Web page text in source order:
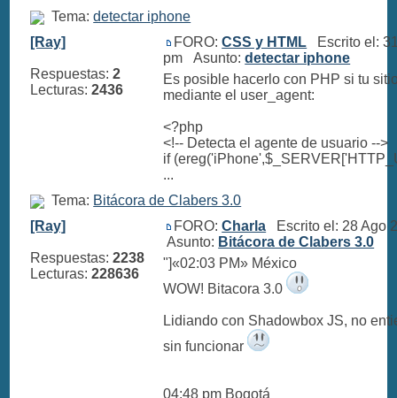
Tema:detectar iphone
[Ray]
Respuestas:2
Lecturas:2436
FORO:CSS y HTML Escrito el:
pm Asunto:detectar iphone
Es posible hacerlo con PHP si tu
mediante el user_agent:
<?php
<!-- Detecta el agente de usuario -->
if
...
Tema: Bitácora de Clabers 3.0
[Ray]
Respuestas:2238
Lecturas:228636
FORO:Charla Escrito el: 28 Ago
Asunto: Bitácora de Clabers 3.0
"]«02:03 PM» México
WOW! Bitacora 3.0
Lidiando con Shadowbox JS, no
sin funcionar
04:48 pm Bogotá